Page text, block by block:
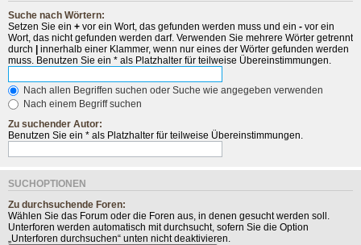
Suche nach Wörtern:
Setzen Sie ein + vor ein Wort, das gefunden werden muss und ein - vor ein
Wort, das nicht gefunden werden darf. Verwenden Sie mehrere Wörter getrennt
durch | innerhalb einer Klammer, wenn nur eines der Wörter gefunden werden
muss. Benutzen Sie ein * als Platzhalter für teilweise Übereinstimmungen.
Nach allen Begriffen suchen oder Suche wie angegeben verwenden
Nach einem Begriff suchen
Zu suchender Autor:
Benutzen Sie ein * als Platzhalter für teilweise Übereinstimmungen.
SUCHOPTIONEN
Zu durchsuchende Foren:
Wählen Sie das Forum oder die Foren aus, in denen gesucht werden soll.
Unterforen werden automatisch mit durchsucht, sofern Sie die Option
„Unterforen durchsuchen“ unten nicht deaktivieren.